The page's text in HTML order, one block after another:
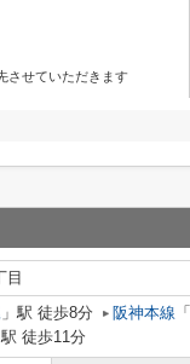
させていただきます
目
」駅 徒歩8分 阪神本線 「
駅 徒歩11分